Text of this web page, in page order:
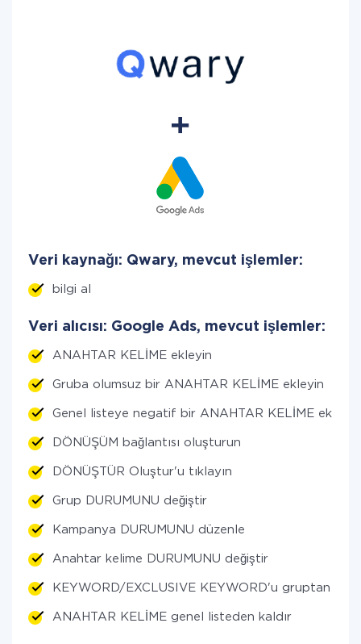
Veri kaynağı: Qwary, mevcut işlemler:
bilgi al
Veri alıcısı: Google Ads, mevcut işlemler:
ANAHTAR KELİME ekleyin
Gruba olumsuz bir ANAHTAR KELİME ekleyin
Genel listeye negatif bir ANAHTAR KELİME ekleyin
DÖNÜŞÜM bağlantısı oluşturun
DÖNÜŞTÜR Oluştur'u tıklayın
Grup DURUMUNU değiştir
Kampanya DURUMUNU düzenle
Anahtar kelime DURUMUNU değiştir
KEYWORD/EXCLUSIVE KEYWORD'u gruptan
ANAHTAR KELİME genel listeden kaldır